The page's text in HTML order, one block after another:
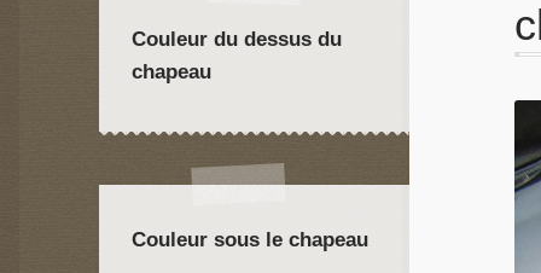
Couleur du dessus du
chapeau
Couleur sous le chapeau